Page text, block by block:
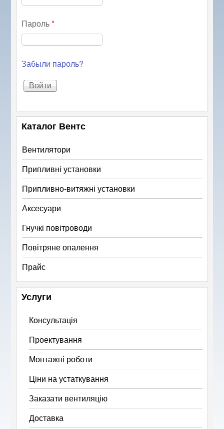
Пароль*
Забыли пароль?
Каталог Вентс
Вентилятори
Припливні установки
Припливно-витяжні установки
Аксесуари
Гнучкі повітроводи
Повітряне опалення
Прайс
Услуги
Консультація
Проектування
Монтажні роботи
Ціни на устаткування
Заказати вентиляцію
Доставка